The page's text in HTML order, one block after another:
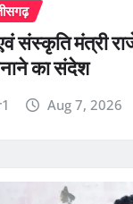
संस्कृति मंत्री
का संदेश
Aug 7, 2026